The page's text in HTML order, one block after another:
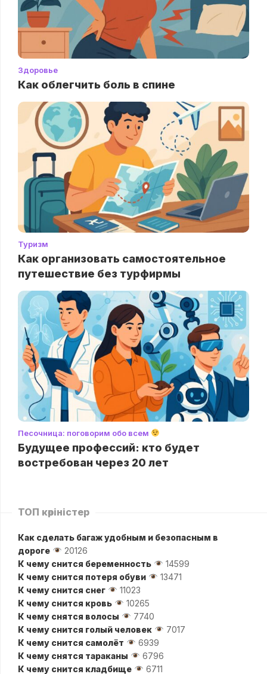
Здоровье
Как облегчить боль в спине
Туризм
Как организовать самостоятельное
путешествие без турфирмы
Песочница: поговорим обо всем
Будущее профессий: кто будет
востребован через 20 лет
ТОП көріністер
Как сделать багаж удобным и безопасным в
дороге
20126
К чему снится беременность
14599
К чему снится потеря обуви
13471
К чему снится снег
11023
К чему снится кровь
10265
К чему снятся волосы
7740
К чему снится голый человек
7017
К чему снится самолёт
6939
К чему снятся тараканы
6796
К чему снится кладбище
6711